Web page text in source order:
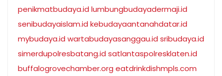
penikmatbudaya.id lumbungbudayadermaji.id
senibudayaislam.id kebudayaantanahdatar.id
mybudaya.id wartabudayasanggau.id sribudaya.id
simerdupolresbatang.id satlantaspolresklaten.id
buffalogrovechamber.org eatdrinkdishmpls.com